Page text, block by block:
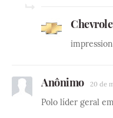
Anônimo 20 de
Polo líder geral